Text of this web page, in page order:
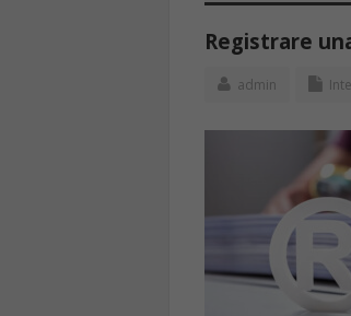
Registrare
admin